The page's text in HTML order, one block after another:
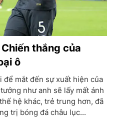
thắng của
ô
để mắt đến sự xuất hiện của
như anh sẽ lấy mất ánh
hệ khác, trẻ trung hơn, đã
trị bóng đá châu lục...